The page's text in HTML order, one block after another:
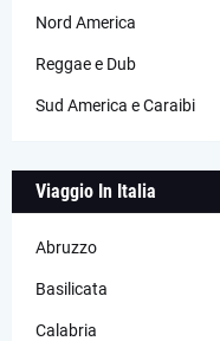
Nord America
Reggae e Dub
Sud America e Caraibi
Viaggio In Italia
Abruzzo
Basilicata
Calabria